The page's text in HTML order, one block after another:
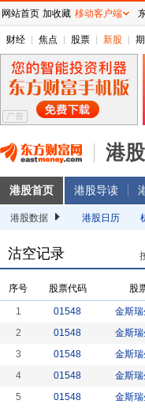
财经 焦点 股票 新股
港股
港股首页 港股导读
港股数据 港股日历
沽空记录
序号 股票代码 股
1 01548 金斯
2
01548 金斯
3
01548 金斯
4
01548 金斯
5
01548 金斯
网站首页 加收藏 移动客户端